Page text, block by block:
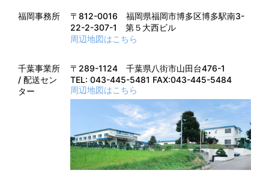
福岡事務所
〒812-0016 福岡県福岡市博多区博多駅南3-
22-2-307-1 第５大西ビル
周辺地図はこちら
千葉事業所
/ 配送セン
ター
〒289-1124 千葉県八街市山田台476-1
TEL: 043-445-5481 FAX:043-445-5484
周辺地図はこちら